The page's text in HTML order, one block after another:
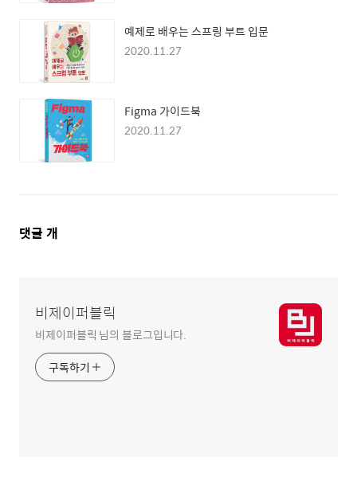
예제로 배우는 스프링 부트 입문
2020.11.27
Figma 가이드북
2020.11.27
댓
댓글 개
비제이퍼블릭
비제이퍼블릭 님의 블로그입니다.
구독하기